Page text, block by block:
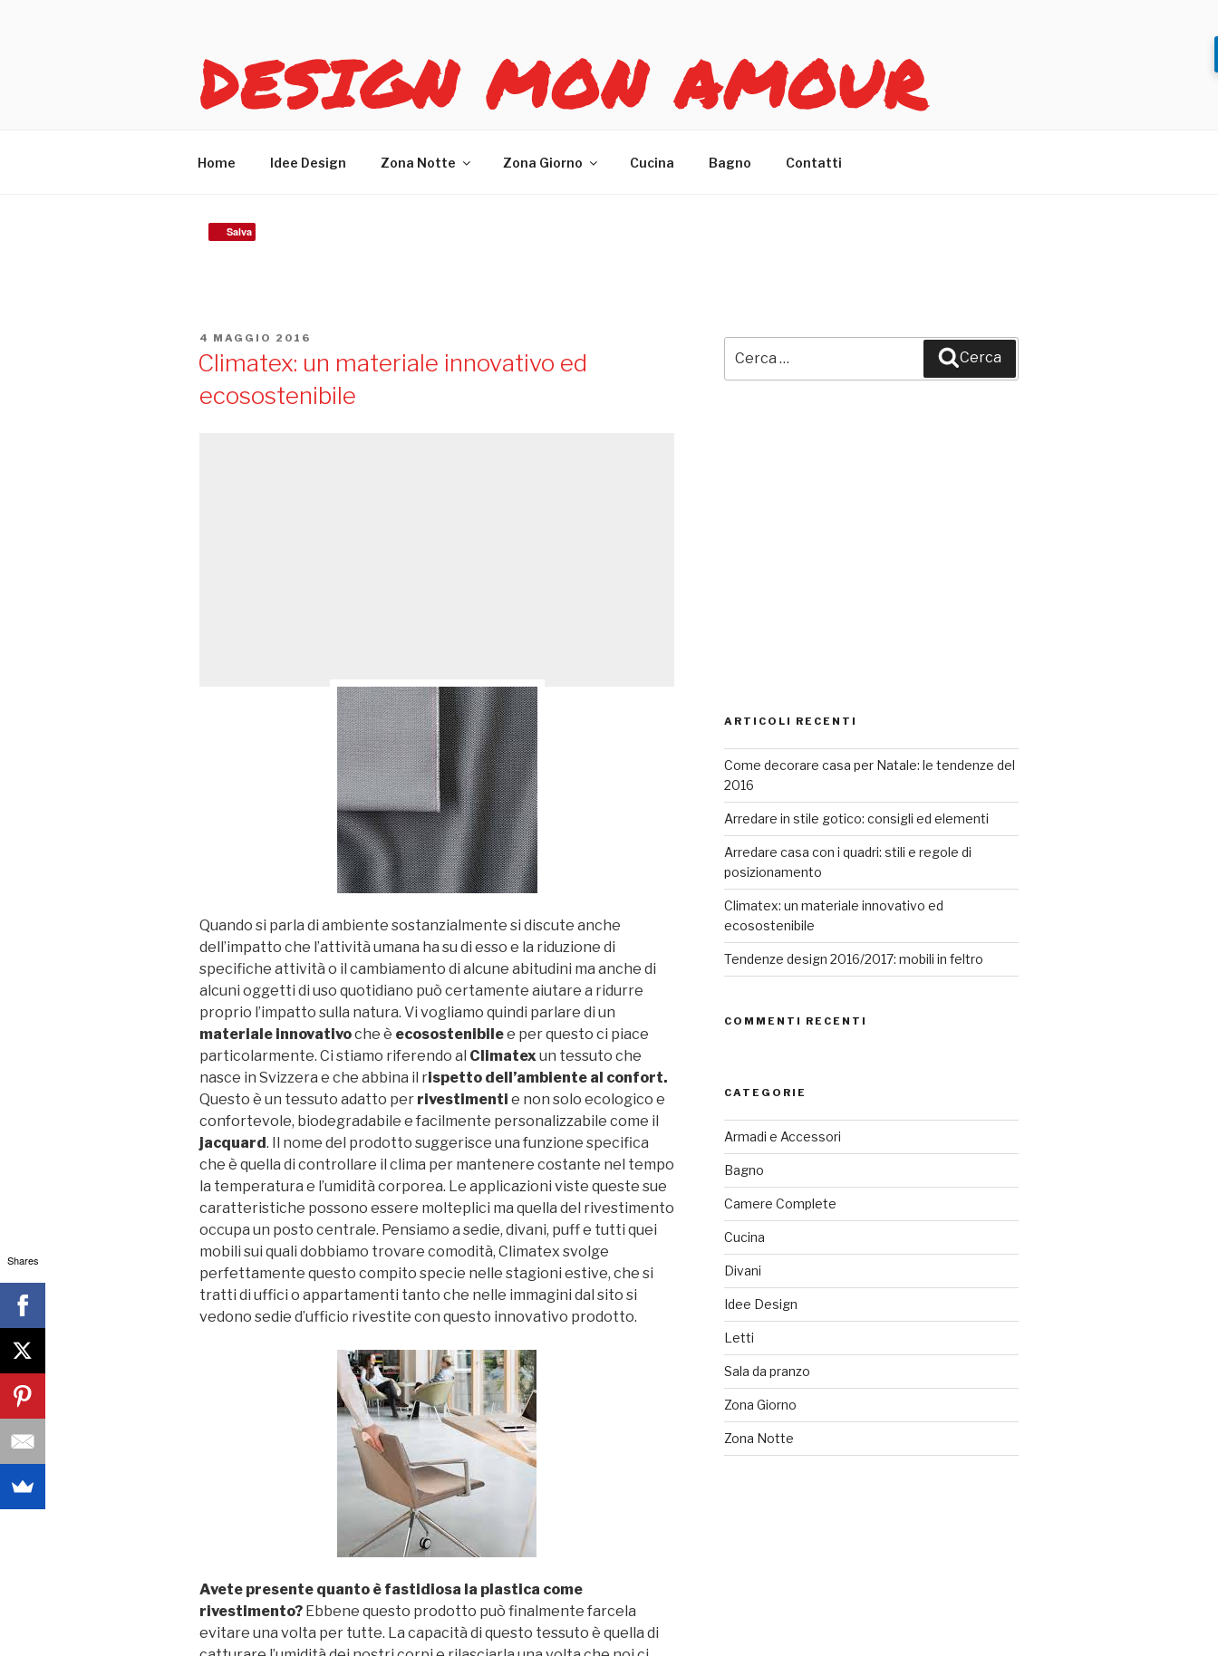
DESIGN MON AMOUR
Home Idee Design Zona Notte Zona Giorno Cucina Bagno Contatti
PUBBLICATO
IL
4 MAGGIO 2016
Climatex: un materiale innovativo ed
ecosostenibile
Quando si parla di ambiente sostanzialmente si discute anche
dell’impatto che l’attività umana ha su di esso e la riduzione di
specifiche attività o il cambiamento di alcune abitudini ma anche di
alcuni oggetti di uso quotidiano può certamente aiutare a ridurre
proprio l’impatto sulla natura. Vi vogliamo quindi parlare di un
materiale innovativoche è ecosostenibilee per questo ci piace
particolarmente. Ci stiamo riferendo al Climatex un tessuto che
nasce in Svizzera e che abbina il rispetto dell’ambiente al confort.
Questo è un tessuto adatto per rivestimenti e non solo ecologico e
confortevole, biodegradabile e facilmente personalizzabile come il
jacquard. Il nome del prodotto suggerisce una funzione specifica
che è quella di controllare il clima per mantenere costante nel tempo
la temperatura e l’umidità corporea. Le applicazioni viste queste sue
caratteristiche possono essere molteplici ma quella del rivestimento
occupa un posto centrale. Pensiamo a sedie, divani, puff e tutti quei
mobili sui quali dobbiamo trovare comodità, Climatex svolge
perfettamente questo compito specie nelle stagioni estive, che si
tratti di uffici o appartamenti tanto che nelle immagini dal sito si
vedono sedie d’ufficio rivestite con questo innovativo prodotto.
Avete presente quanto è fastidiosa la plastica come
rivestimento? Ebbene questo prodotto può finalmente farcela
evitare una volta per tutte. La capacità di questo tessuto è quella di
Salva
Cerca
ARTICOLI RECENTI
Come decorare casa per Natale: le tendenze del
2016
Arredare in stile gotico: consigli ed elementi
Arredare casa con i quadri: stili e regole di
posizionamento
Climatex: un materiale innovativo ed
ecosostenibile
Tendenze design 2016/2017: mobili in feltro
COMMENTI RECENTI
CATEGORIE
Armadi e Accessori
Bagno
Camere Complete
Cucina
Divani
Idee Design
Letti
Sala da pranzo
Zona Giorno
Zona Notte
Shares